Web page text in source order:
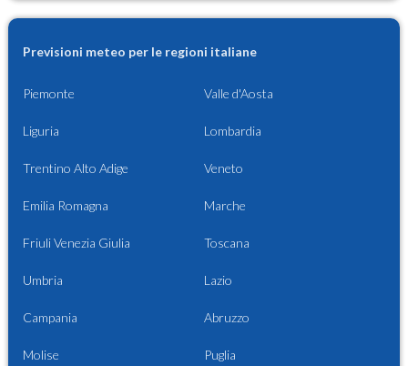
Previsioni meteo per le regioni italiane
Piemonte Valle d'Aosta
Liguria Lombardia
Trentino Alto Adige Veneto
Emilia Romagna Marche
Friuli Venezia Giulia Toscana
Umbria Lazio
Campania Abruzzo
Molise Puglia